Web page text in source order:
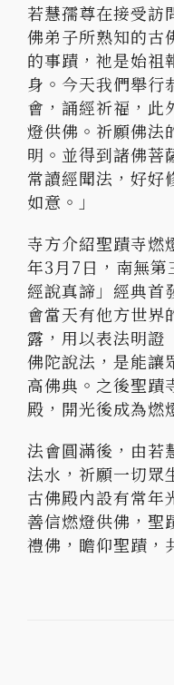
若慧孺尊在接受訪
佛弟子所熟知的古
的事蹟，祂是始祖
身。今天我們舉行
會，誦經祈福，此
燈供佛。祈願佛法
明。並得到諸佛菩
常讀經聞法，好好
如意。」
寺方介紹聖蹟寺燃
年3月7日，南無第
經說真諦」經典首
會當天有他方世界
露，用以表法明證
佛陀說法，是能讓
高佛典。之後聖蹟
殿，開光後成為燃
法會圓滿後，由若
法水，祈願一切眾
古佛殿內設有常年
善信燃燈供佛，聖
禮佛，瞻仰聖蹟，